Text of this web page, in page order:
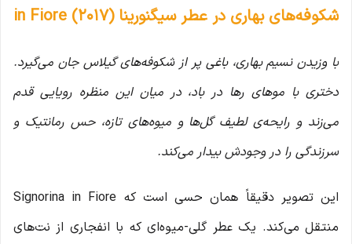
شکوفه‌های بهاری در عطر سیگنورینا in Fiore (2017)
با وزیدن نسیم بهاری، باغی پر از شکوفه‌های گیلاس جان می‌گیرد.
دختری با موهای رها در باد، در میان این منظره رویایی قدم
می‌زند و رایحه‌ی لطیف گل‌ها و میوه‌های تازه، حس رمانتیک و
سرزندگی را در وجودش بیدار می‌کند.
این تصویر دقیقاً همان حسی است که Signorina in Fiore
منتقل می‌کند. یک عطر گلی-میوه‌ای که با انفجاری از نت‌های